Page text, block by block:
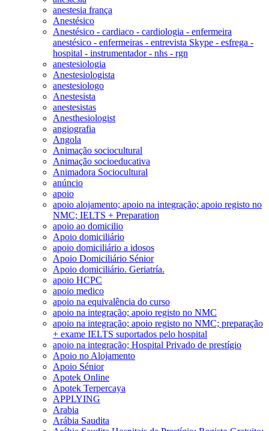
anestesia frança
Anestésico
Anestésico - cardiaco - cardiologia - enfermeira
anestésico - enfermeiras - entrevista Skype - esfrega -
hospital - instrumentador - nhs - rgn
anestesiologia
Anestesiologista
anestesiologo
Anestesista
anestesistas
Anesthesiologist
angiografia
Angola
Animação sociocultural
Animação socioeducativa
Animadora Sociocultural
anúncio
apoio
apoio alojamento; apoio na integração; apoio registo no
NMC; IELTS + Preparation
apoio ao domicilio
Apoio domiciliário
apoio domiciliário a idosos
Apoio Domiciliário Sénior
Apoio domiciliário. Geriatría.
apoio HCPC
apoio medico
apoio na equivalência do curso
apoio na integração; apoio registo no NMC
apoio na integração; apoio registo no NMC; preparação
+ exame IELTS suportados pelo hospital
apoio na integração; Hospital Privado de prestígio
Apoio no Alojamento
Apoio Sénior
Apotek Online
Apotek Terpercaya
APPLYING
Arabia
Arábia Saudita